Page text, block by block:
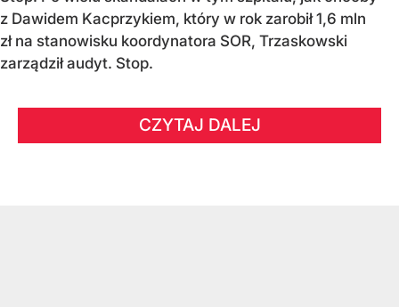
z Dawidem Kacprzykiem, który w rok zarobił 1,6 mln
zł na stanowisku koordynatora SOR, Trzaskowski
zarządził audyt. Stop.
CZYTAJ DALEJ